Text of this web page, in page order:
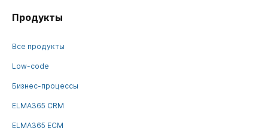
Продукты
Все продукты
Low-code
Бизнес-процессы
ELMA365 CRM
ELMA365 ECM